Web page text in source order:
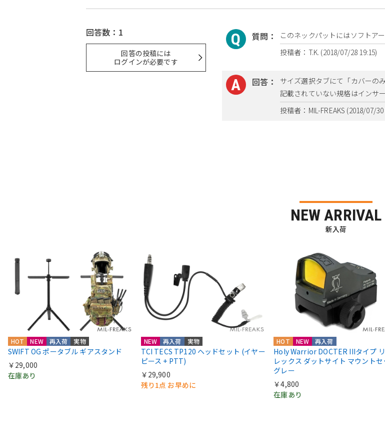
回答数：1
回答の投稿には
ログインが必要です
質問：
このネックパットにはソフトア
投稿者：T.K. (2018/07/28 19:15)
回答：
サイズ選択タブにて「カバーの
記載されていない規格はインサ
投稿者：MIL-FREAKS (2018/07/30
NEW ARRIVAL
新入荷
HOT NEW 再入荷 実物
SWIFT OG ポータブル ギアスタンド
￥29,000
在庫あり
NEW 再入荷 実物
TCI TECS TP120 ヘッドセット (イヤー
ピース + PTT)
￥29,900
残り1点 お早めに
HOT NEW 再入荷
Holy Warrior DOCTER IIIタイプ
レックス ダットサイト マウントセ
グレー
￥4,800
在庫あり